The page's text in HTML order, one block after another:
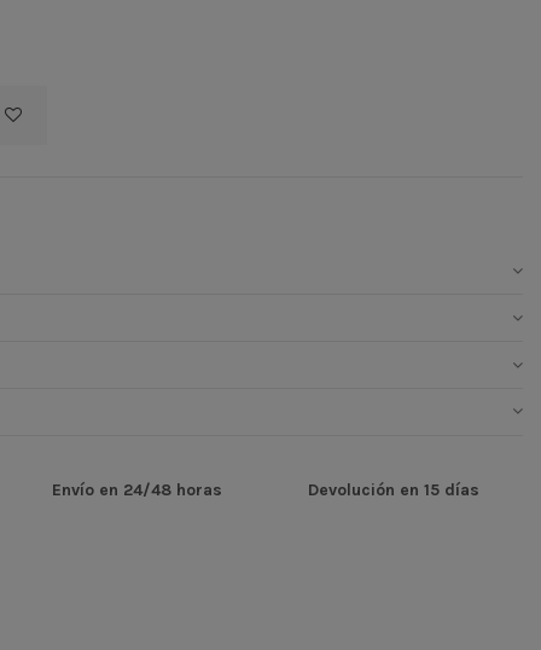
Envío en 24/48 horas Devolución en 15 días